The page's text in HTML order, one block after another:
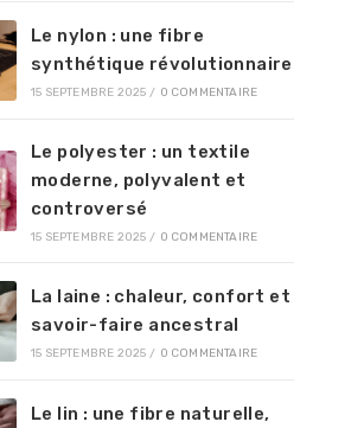
Le nylon : une fibre
synthétique révolutionnaire
15 SEPTEMBRE 2025 / 0 COMMENTAIRE
Le polyester : un textile
moderne, polyvalent et
controversé
15 SEPTEMBRE 2025 / 0 COMMENTAIRE
La laine : chaleur, confort et
savoir-faire ancestral
15 SEPTEMBRE 2025 / 0 COMMENTAIRE
Le lin : une fibre naturelle,